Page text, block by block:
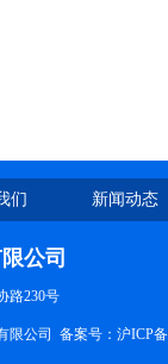
们 新闻动态
公司
路230号
限公司 备案号： 沪ICP